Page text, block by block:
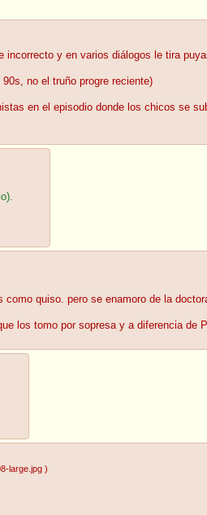
incorrecto y en varios diálogos le tira
no el truño progre reciente)
en el episodio donde los chicos se
quiso. pero se enamoro de la
los tomo por sopresa y a diferencia de
large.jpg )